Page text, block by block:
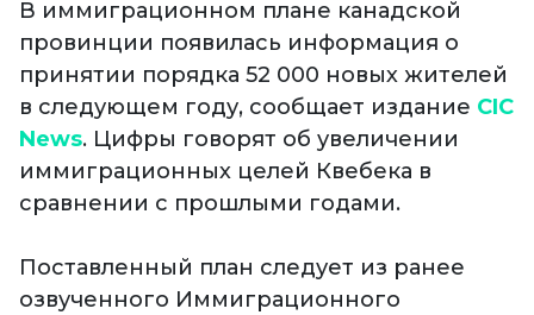
В иммиграционном плане канадской
провинции появилась информация о
принятии порядка 52 000 новых жителей
в следующем году, сообщает издание CIC
News. Цифры говорят об увеличении
иммиграционных целей Квебека в
сравнении с прошлыми годами.
Поставленный план следует из ранее
озвученного Иммиграционного